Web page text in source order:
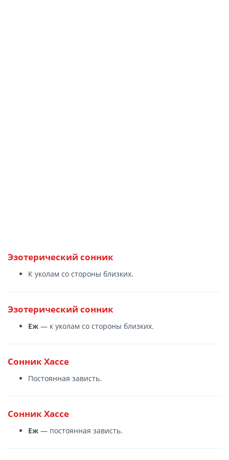
Эзотерический сонник
К уколам со стороны близких.
Эзотерический сонник
Еж — к уколам со стороны близких.
Сонник Хассе
Постоянная зависть.
Сонник Хассе
Еж — постоянная зависть.